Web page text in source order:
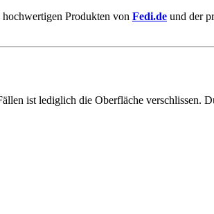
hochwertigen Produkten von Fedi.de und der
ist lediglich die Oberfläche verschlissen.